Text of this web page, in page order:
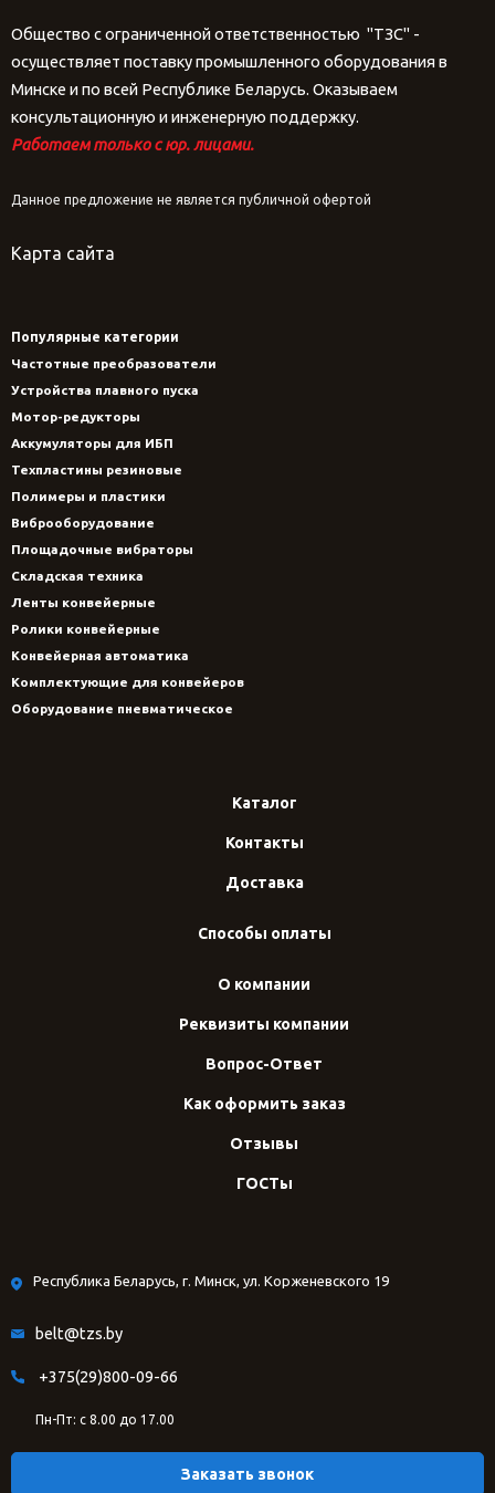
Общество с ограниченной ответственностью "ТЗС" -
осуществляет поставку промышленного оборудования в
Минске и по всей Республике Беларусь. Оказываем
консультационную и инженерную поддержку.
Работаем только с юр. лицами.
Данное предложение не является публичной офертой
Карта сайта
Популярные категории
Частотные преобразователи
Устройства плавного пуска
Мотор-редукторы
Аккумуляторы для ИБП
Техпластины резиновые
Полимеры и пластики
Виброоборудование
Площадочные вибраторы
Складская техника
Ленты конвейерные
Ролики конвейерные
Конвейерная автоматика
Комплектующие для конвейеров
Оборудование пневматическое
Каталог
Контакты
Доставка
Способы оплаты
О компании
Реквизиты компании
Вопрос-Ответ
Как оформить заказ
Отзывы
ГОСТы
Республика Беларусь, г. Минск, ул. Корженевского 19
belt@tzs.by
+375(29)800-09-66
Пн-Пт: с 8.00 до 17.00
Заказать звонок